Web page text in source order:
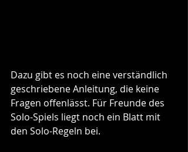
Dazu gibt es noch eine verständlich
geschriebene Anleitung, die keine
Fragen offenlässt. Für Freunde des
Solo-Spiels liegt noch ein Blatt mit
den Solo-Regeln bei.